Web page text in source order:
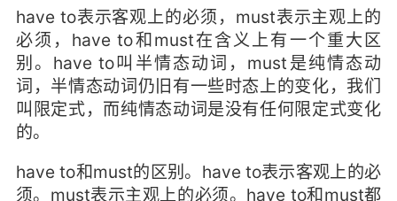
have to表示客观上的必须，must表示主观上的
必须，have to和must在含义上有一个重大区
别。have to叫半情态动词，must是纯情态动
词，半情态动词仍旧有一些时态上的变化，我们
叫限定式，而纯情态动词是没有任何限定式变化
的。
have to和must的区别。have to表示客观上的必
须。must表示主观上的必须。have to和must都